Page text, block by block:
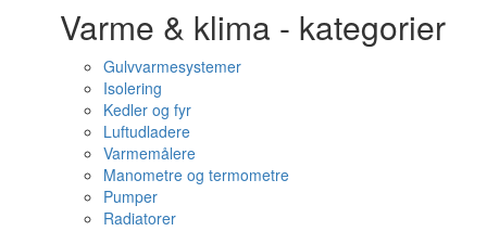
Varme & klima - kategorier
Gulvvarmesystemer
Isolering
Kedler og fyr
Luftudladere
Varmemålere
Manometre og termometre
Pumper
Radiatorer